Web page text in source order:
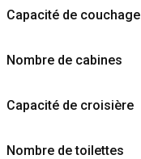
Capacité de couchage
Nombre de cabines
Capacité de croisière
Nombre de toilettes